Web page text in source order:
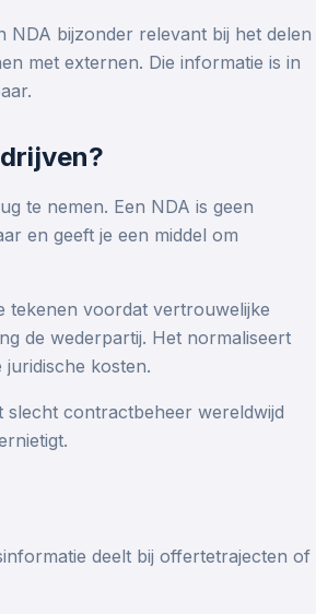
NDA bijzonder relevant bij het delen
met externen. Die informatie is in
te nemen. Een NDA is geen
en geeft je een middel om
tekenen voordat vertrouwelijke
de wederpartij. Het normaliseert
kosten.
contractbeheer wereldwijd
deelt bij offertetrajecten of